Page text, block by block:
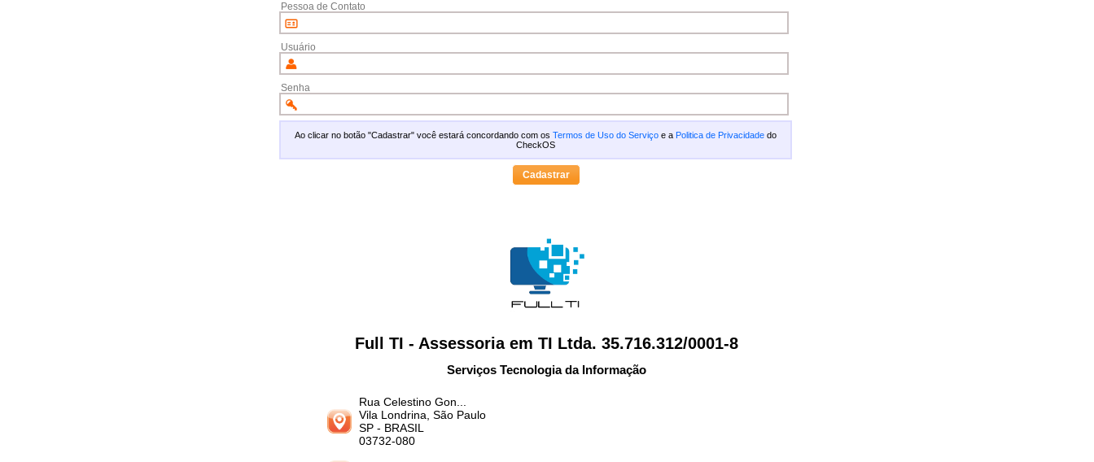
Pessoa de Contato
Usuário
Senha
Ao clicar no botão "Cadastrar" você estará concordando com os Termos de Uso do Serviçoe a Politica de Privacidadedo
CheckOS
Full TI - Assessoria em TI Ltda. 35.716.312/0001-8
Serviços Tecnologia da Informação
Rua Celestino Gon...
Vila Londrina, São Paulo
SP- BRASIL
03732-080